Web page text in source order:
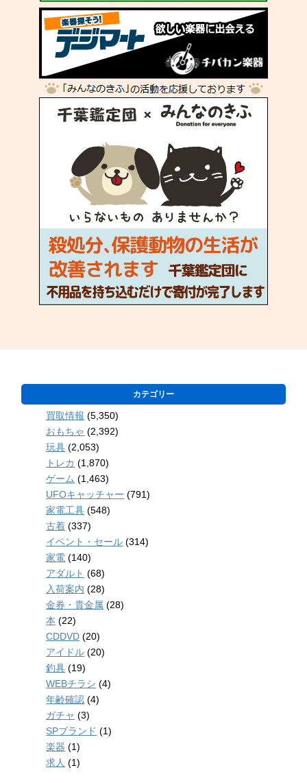
カテゴリー
買取情報 (5,350)
おもちゃ (2,392)
玩具 (2,053)
トレカ (1,870)
ゲーム (1,463)
UFOキャッチャー (791)
家電工具 (548)
古着 (337)
イベント・セール (314)
家電 (140)
アダルト (68)
入荷案内 (28)
金券・貴金属 (28)
本 (22)
CDDVD (20)
アイドル (20)
釣具 (19)
WEBチラシ (4)
年齢確認 (4)
ガチャ (3)
SPブランド (1)
楽器 (1)
求人 (1)